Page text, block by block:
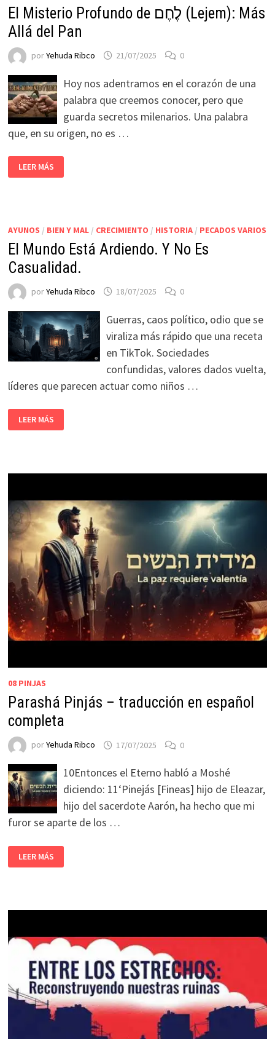
El Misterio Profundo de לֶחֶם (Lejem): Más
Allá del Pan
porYehuda Ribco 21/07/2025 0
Hoy nos adentramos en el corazón de una
palabra que creemos conocer, pero que
guarda secretos milenarios. Una palabra
que, en su origen, no es …
LEER MÁS
AYUNOS / BIEN Y MAL/ CRECIMIENTO / HISTORIA/ PECADOS VARIOS
El Mundo Está Ardiendo. Y No Es
Casualidad.
porYehuda Ribco 18/07/2025 0
Guerras, caos político, odio que se
viraliza más rápido que una receta
en TikTok. Sociedades
confundidas, valores dados vuelta,
líderes que parecen actuar como niños …
LEER MÁS
08 PINJAS
Parashá Pinjás – traducción en español
completa
porYehuda Ribco 17/07/2025 0
10Entonces el Eterno habló a Moshé
diciendo: 11‘Pinejás [Fineas] hijo de Eleazar,
hijo del sacerdote Aarón, ha hecho que mi
furor se aparte de los …
LEER MÁS